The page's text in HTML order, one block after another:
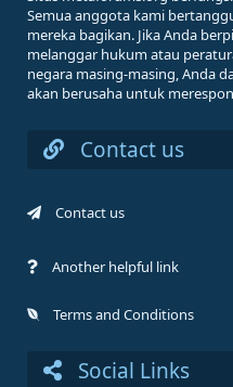
Semua anggota kami
mereka bagikan. Jika Anda
melanggar hukum atau
negara masing-masing, Anda
akan berusaha untuk
Contact us
Contact us
Another helpful link
Terms and Conditions
Social Links